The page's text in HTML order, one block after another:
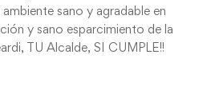
ambiente sano y agradable en
y sano esparcimiento de la
TU Alcalde, SI CUMPLE!!